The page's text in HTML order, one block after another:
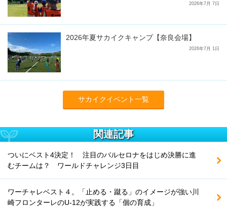
2026年7月 7日
2026年夏サカイクキャンプ【奈良会場】
2026年7月 1日
サカイクイベント一覧
関連記事
ついにベスト4決定！ 注目のバルセロナをはじめ決勝に進
むチームは？ ワールドチャレンジ3日目
ワーチャレベスト４。「止める・蹴る」のイメージが強い川
崎フロンターレのU-12が実践する「個の育成」